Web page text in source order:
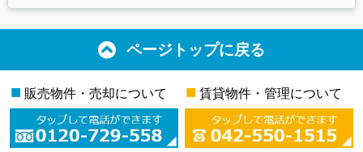
ページトップに戻る
■ 販売物件・売却について ■ 賃貸物件・管理について